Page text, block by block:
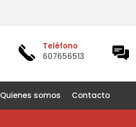
Teléfono
607656513
Quienes somos Contacto